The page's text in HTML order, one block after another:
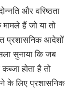
और वरिष्ठता
मामले हैं जो या तो
प्रशासनिक आदेशों
सुनाया कि जब
होता है तो
के लिए प्रशासनिक